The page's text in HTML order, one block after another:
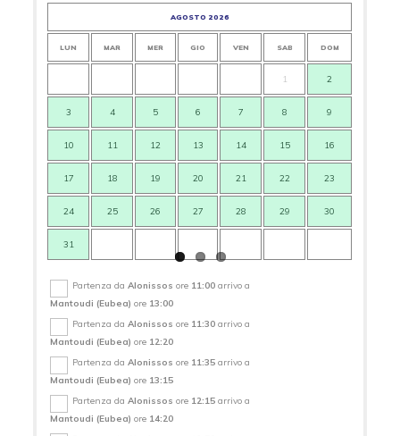
AGOSTO 2026
LUN MAR MER GIO VEN SAB DOM
1 2
3 4 5 6 7 8 9
10 11 12 13 14 15 16
17 18 19 20 21 22 23
24 25 26 27 28 29 30
31
Partenza daAlonissos ore 11:00 arrivo a
Mantoudi (Eubea) ore 13:00
Partenza daAlonissos ore 11:30 arrivo a
Mantoudi (Eubea) ore 12:20
Partenza daAlonissos ore 11:35 arrivo a
Mantoudi (Eubea) ore 13:15
Partenza daAlonissos ore 12:15 arrivo a
Mantoudi (Eubea) ore 14:20